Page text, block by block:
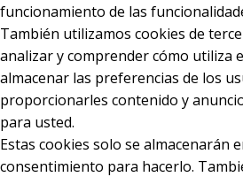
funcionamiento de las
También utilizamos cookies de
analizar y comprender cómo utiliza
almacenar las preferencias de los
proporcionarles contenido y
para usted.
Estas cookies solo se almacenarán
consentimiento para hacerlo.